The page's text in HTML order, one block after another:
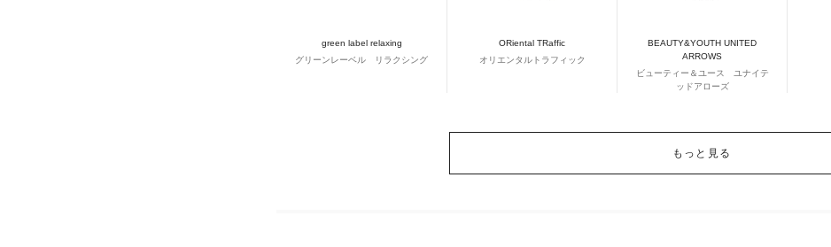
green label relaxing
グリーンレーベル リラクシング
ORiental TRaffic
オリエンタルトラフィック
BEAUTY&YOUTH UNITED
ARROWS
ビューティー＆ユース ユナイテ
ッドアローズ
もっと見る